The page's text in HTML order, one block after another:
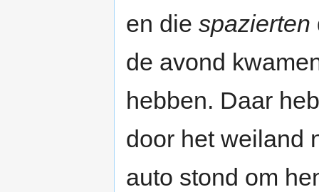
en die spazierten
de avond
hebben. Daar
door het weiland
auto stond om